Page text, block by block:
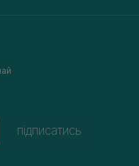
підписатись